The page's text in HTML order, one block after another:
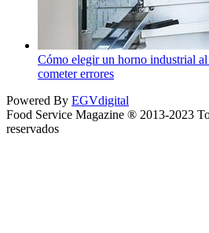
Cómo elegir un horno industrial
cometer errores
Powered By EGVdigital
Food Service Magazine ® 2013-2023
reservados